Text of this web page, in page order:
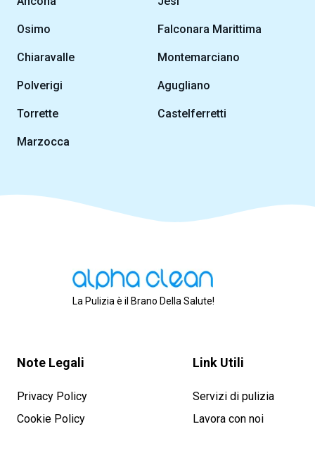
Osimo Falconara Marittima
Chiaravalle Montemarciano
Polverigi Agugliano
Torrette Castelferretti
Marzocca
La Pulizia è il Brano Della Salute!
Note Legali
Privacy Policy
Cookie Policy
Link Utili
Servizi di pulizia
Lavora con noi